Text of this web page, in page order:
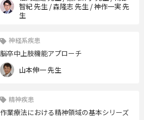
智紀 先生 / 森隆志 先生 / 神作一実 先
生
神経系疾患
脳卒中上肢機能アプローチ
山本伸一 先生
精神疾患
作業療法における精神領域の基本シリーズ